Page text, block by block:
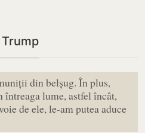
din belșug. În plus,
lume, astfel încât,
de ele, le-am putea aduce